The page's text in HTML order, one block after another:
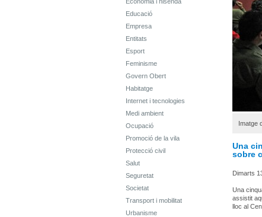
Educació
Empresa
Entitats
Esport
Feminisme
Govern Obert
Habitatge
Internet i tecnologies
Medi ambient
Ocupació
Promoció de la vila
Protecció civil
Salut
Seguretat
Societat
Transport i mobilitat
Urbanisme
Imatge
Una
sobre
Dimarts
Una
assistit
lloc al